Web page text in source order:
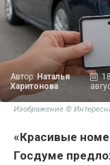
Автор: Наталья
Харитонова
Изображение ©
«Красивые
Госдуме